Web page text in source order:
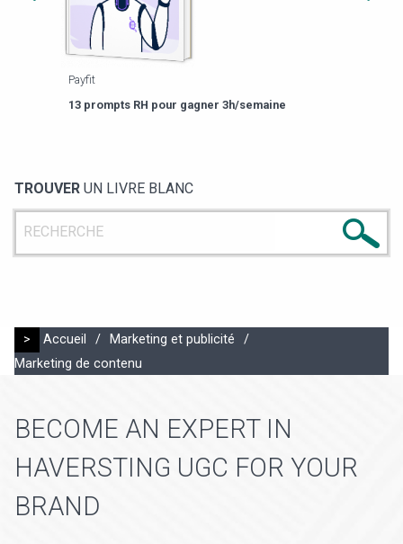
Payfit
13 prompts RH pour gagner 3h/semaine
TROUVER UN LIVRE BLANC
> Accueil / Marketing et publicité
/
Marketing de contenu
BECOME AN EXPERT IN
HAVERSTING UGC FOR YOUR
BRAND